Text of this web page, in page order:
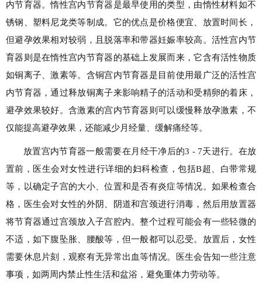
内节育器。惰性宫内节育器是最早使用的类型，由惰性材料如不
锈钢、塑料尼龙类等制成。它的优点是价格便宜、放置时间长，
但避孕效果相对较弱，且脱落率和带器妊娠率较高。活性宫内节
育器则是在惰性宫内节育器的基础上发展而来，它含有活性物质
如铜离子、激素等。含铜宫内节育器是目前使用最广泛的活性宫
内节育器，通过释放铜离子来影响精子的活动和受精卵的着床，
避孕效果较好。含激素的宫内节育器则可以缓慢释放孕激素，不
仅能提高避孕效果，还能减少月经量、缓解痛经等。
放置宫内节育器一般需要在月经干净后的3 - 7天进行。在放
置前，医生会对女性进行详细的妇科检查，包括B超、白带常规
等，以确定子宫的大小、位置和是否有炎症等情况。如果检查合
格，医生会对女性的外阴、阴道和宫颈进行消毒，然后用放置器
将节育器通过宫颈放入子宫腔内。整个过程可能会有一些轻微的
不适，如下腹坠胀、腰酸等，但一般都可以忍受。放置后，女性
需要休息片刻，观察有无异常出血等情况。医生会告知一些注意
事项，如两周内禁止性生活和盆浴，避免重体力劳动等。